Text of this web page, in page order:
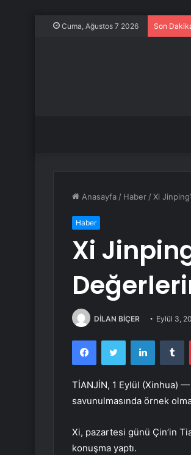
Cuma, Ağustos 7 2026 Son
Anasayfa / Haber /Xi
Haber
Xi
DİLAN BİÇER Eylül 3,
FacebookTwitter LinkedIn
TİANJİN, 1 Eylül (Xinhua)
savunulmasında örnek
Xi, pazartesi günü Çin’in
konuşma yaptı.